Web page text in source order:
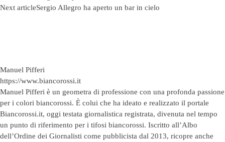
Next articleSergio Allegro ha aperto un bar in cielo
Manuel Pifferi
https://www.biancorossi.it
Manuel Pifferi è un geometra di professione con una profonda passione
per i colori biancorossi. È colui che ha ideato e realizzato il portale
Biancorossi.it, oggi testata giornalistica registrata, divenuta nel tempo
un punto di riferimento per i tifosi biancorossi. Iscritto all’Albo
dell’Ordine dei Giornalisti come pubblicista dal 2013, ricopre anche